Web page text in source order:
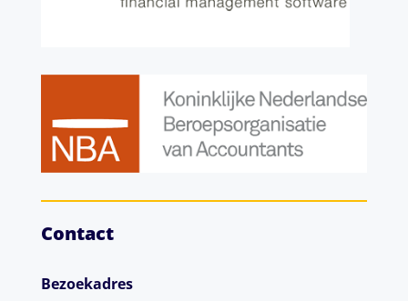
Contact
Bezoekadres